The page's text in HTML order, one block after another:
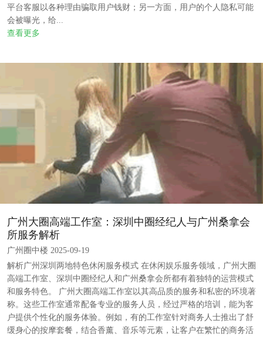
平台客服以各种理由骗取用户钱财；另一方面，用户的个人隐私可能
会被曝光，给...
查看更多
广州大圈高端工作室：深圳中圈经纪人与广州桑拿会
所服务解析
广州圈中楼 2025-09-19
解析广州深圳两地特色休闲服务模式 在休闲娱乐服务领域，广州大圈
高端工作室、深圳中圈经纪人和广州桑拿会所都有着独特的运营模式
和服务特色。 广州大圈高端工作室以其高品质的服务和私密的环境著
称。这些工作室通常配备专业的服务人员，经过严格的培训，能为客
户提供个性化的服务体验。例如，有的工作室针对商务人士推出了舒
缓身心的按摩套餐，结合香薰、音乐等元素，让客户在繁忙的商务活